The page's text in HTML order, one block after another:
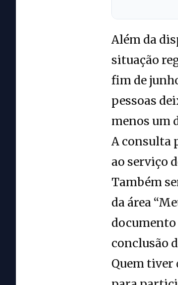
Além da
situação
fim de
pessoas
menos um
A consulta
ao serviço
Também
da área
conclusão
Quem tiver